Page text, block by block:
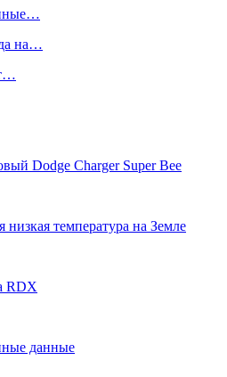
на…
Dodge Charger Super Bee
температура на Земле
RDX
данные